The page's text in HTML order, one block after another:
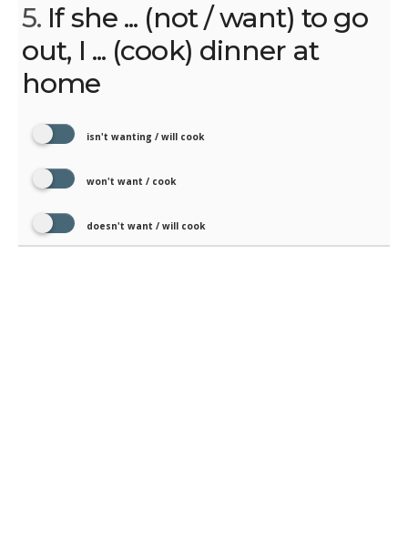
5. If she ... (not / want) to go
out, I ... (cook) dinner at
home
isn't wanting / will cook
won't want / cook
doesn't want / will cook